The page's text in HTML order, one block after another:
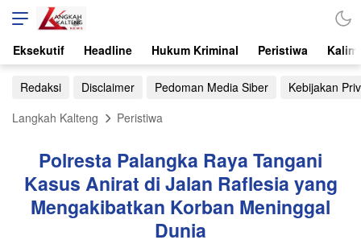
Eksekutif Headline Hukum Kriminal Peristiwa
Redaksi Disclaimer Pedoman Media Siber
Kebijakan
Langkah Kalteng
Peristiwa
Polresta Palangka Raya Tangani
Kasus Anirat di Jalan Raflesia yang
Mengakibatkan Korban Meninggal
Dunia